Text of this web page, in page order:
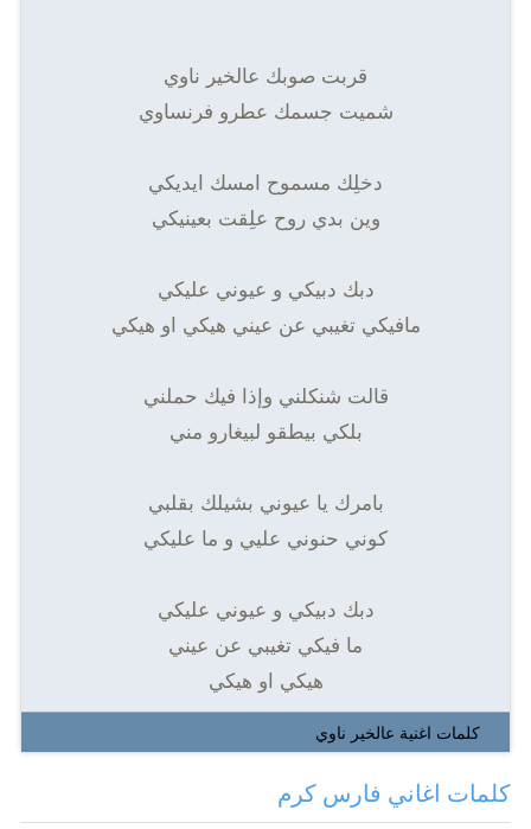
قربت صوبك عالخير ناوي
شميت جسمك عطرو فرنساوي
دخلِك مسموح امسك ايديكي
وين بدي روح علِقت بعينيكي
دبك دبيكي و عيوني عليكي
مافيكي تغيبي عن عيني هيكي او هيكي
قالت شنكلني وإذا فيك حملني
بلكي بيطقو لبيغارو مني
بامرك يا عيوني بشيلك بقلبي
كوني حنوني عليي و ما عليكي
دبك دبيكي و عيوني عليكي
ما فيكي تغيبي عن عيني
هيكي او هيكي
كلمات اغنية عالخير ناوي
كلمات اغاني فارس كرم